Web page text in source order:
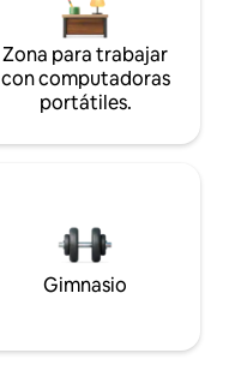
Zona para trabajar
con computadoras
portátiles.
Gimnasio